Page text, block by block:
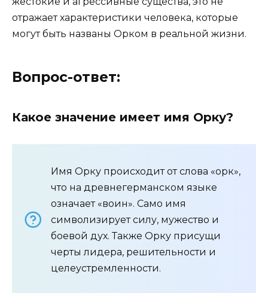
отражает характеристики человека, которые
могут быть названы Орком в реальной жизни.
Вопрос-ответ:
Какое значение имеет имя Орку?
Имя Орку происходит от слова «орк»,
что на древнегерманском языке
означает «воин». Само имя
символизирует силу, мужество и
боевой дух. Также Орку присущи
черты лидера, решительности и
целеустремленности.